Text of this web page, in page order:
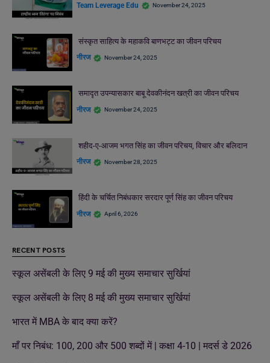
Team Leverage Edu November 24, 2025
संस्कृत साहित्य के महाकवि बाणभट्ट का जीवन परिचय
नीरज November 24, 2025
समादृत उपन्यासकार बाबू देवकीनंदन खत्री का जीवन परिचय
नीरज November 24, 2025
शहीद-ए-आजम भगत सिंह का जीवन परिचय, विचार और बलिदान
नीरज November 28, 2025
हिंदी के चर्चित निबंधकार सरदार पूर्ण सिंह का जीवन परिचय
नीरज April 6, 2026
RECENT POSTS
स्कूल असेंबली के लिए 9 मई की मुख्य समाचार सुर्खियां
स्कूल असेंबली के लिए 8 मई की मुख्य समाचार सुर्खियां
भारत में MBA के बाद क्या करें?
माँ पर निबंध: 100, 200 और 500 शब्दों में | कक्षा 4-10 | मदर्स डे 2026